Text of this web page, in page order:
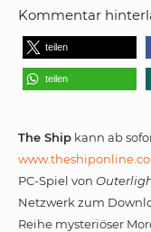
Kommentar
teilen
teilen
The Ship kann ab
PC-Spiel von
Netzwerk zum
Reihe mysteriöser